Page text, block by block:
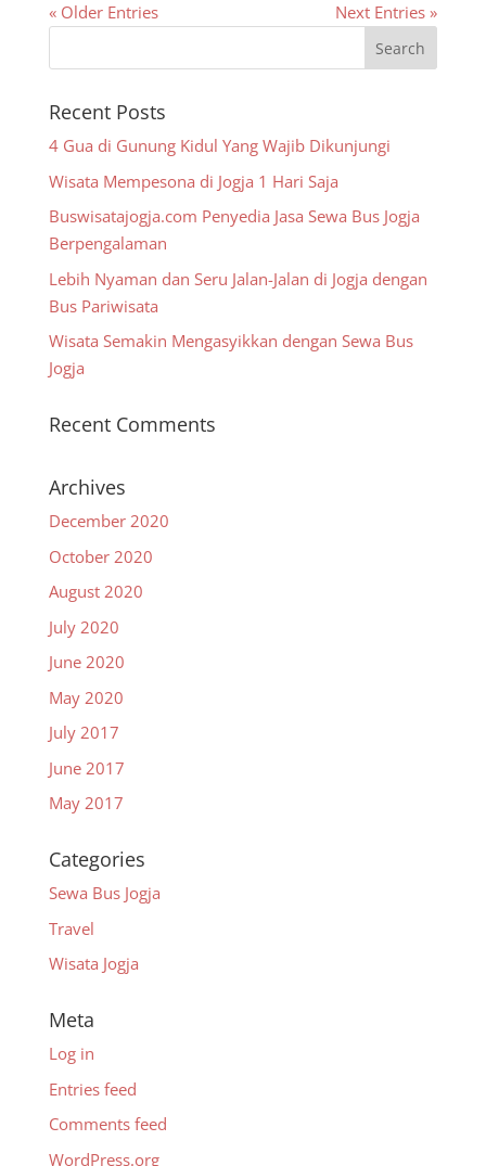
« Older Entries Next Entries »
Recent Posts
4 Gua di Gunung Kidul Yang Wajib Dikunjungi
Wisata Mempesona di Jogja 1 Hari Saja
Buswisatajogja.com Penyedia Jasa Sewa Bus Jogja
Berpengalaman
Lebih Nyaman dan Seru Jalan-Jalan di Jogja dengan
Bus Pariwisata
Wisata Semakin Mengasyikkan dengan Sewa Bus
Jogja
Recent Comments
Archives
December 2020
October 2020
August 2020
July 2020
June 2020
May 2020
July 2017
June 2017
May 2017
Categories
Sewa Bus Jogja
Travel
Wisata Jogja
Meta
Log in
Entries feed
Comments feed
WordPress.org